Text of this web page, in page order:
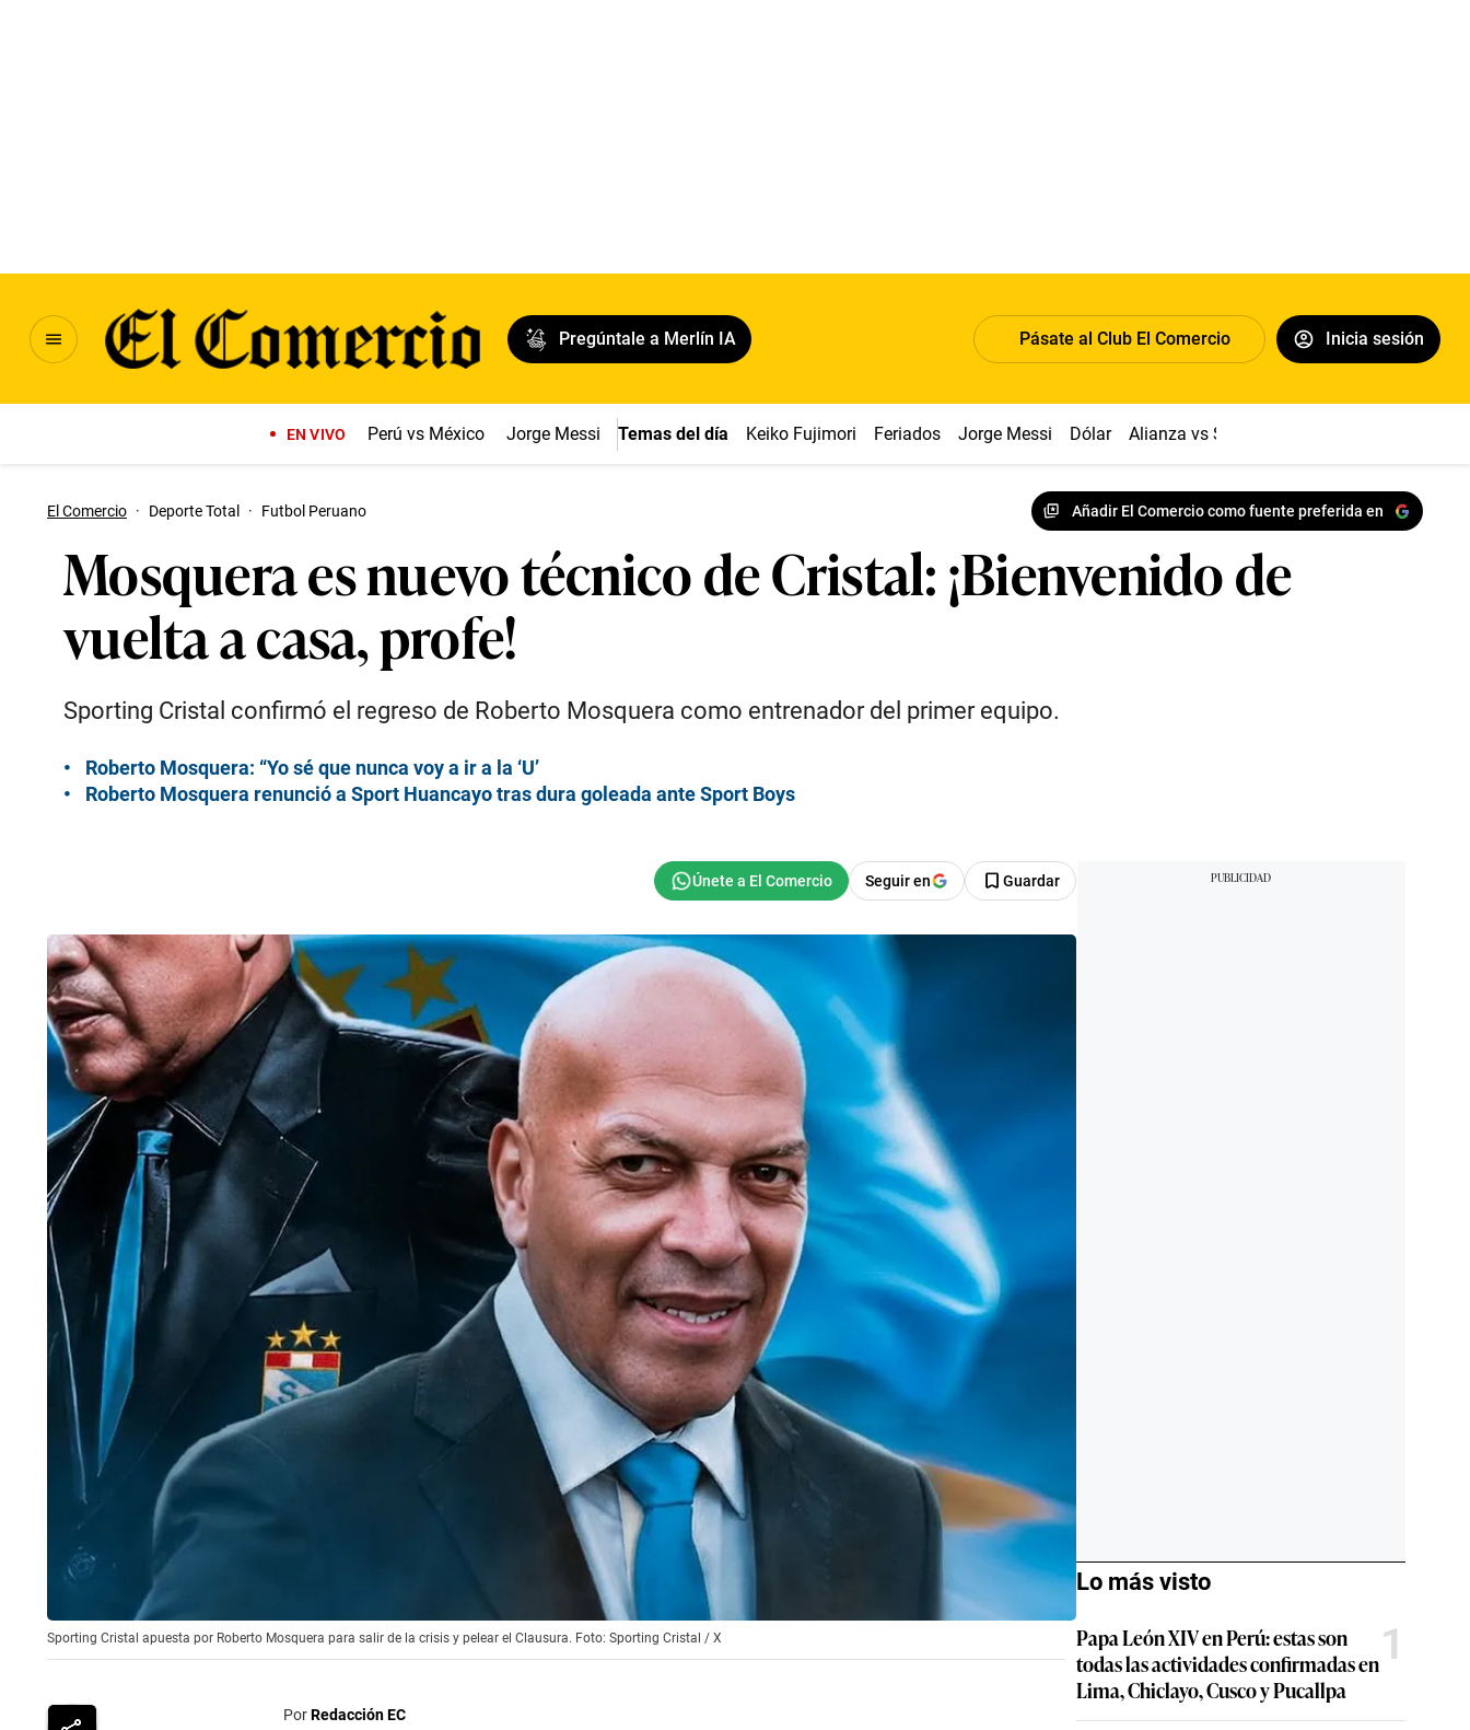
Pregúntale a Merlín IA Pásate al Club El Comercio Inicia sesión
EN VIVO Perú vs México Jorge Messi Temas del día Keiko Fujimori Feriados Jorge Messi Dólar Alianza vs Sport Boys
El Comercio · Deporte Total · Futbol Peruano Añadir El Comercio como fuente preferida en
Mosquera es nuevo técnico de Cristal: ¡Bienvenido de
vuelta a casa, profe!
Sporting Cristal confirmó el regreso de Roberto Mosquera como entrenador del primer equipo.
Roberto Mosquera: “Yo sé que nunca voy a ir a la ‘U’
Roberto Mosquera renunció a Sport Huancayo tras dura goleada ante Sport Boys
Seguir en Guardar
Sporting Cristal apuesta por Roberto Mosquera para salir de la crisis y pelear el Clausura. Foto: Sporting Cristal / X
PorRedacción EC
Lo más visto
Papa León XIV en Perú: estas son
todas las actividades confirmadas en
Lima, Chiclayo, Cusco y Pucallpa
1